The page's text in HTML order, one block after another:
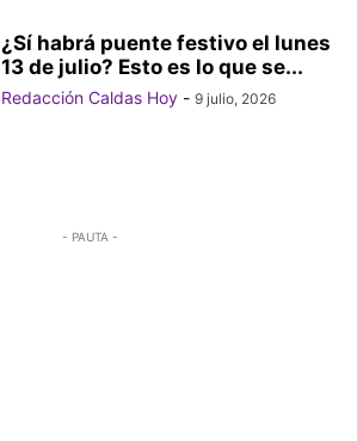
¿Sí habrá puente festivo el lunes
13 de julio? Esto es lo que se...
Redacción Caldas Hoy - 9 julio, 2026
- PAUTA -